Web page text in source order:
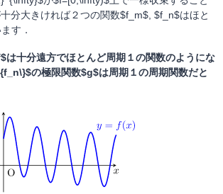
分大きければ２つの関数$f_m$, $f_n$はほと
す．
は十分遠方でほとんど周期１の関数のようにな
の極限関数$g$は周期１の周期関数だと